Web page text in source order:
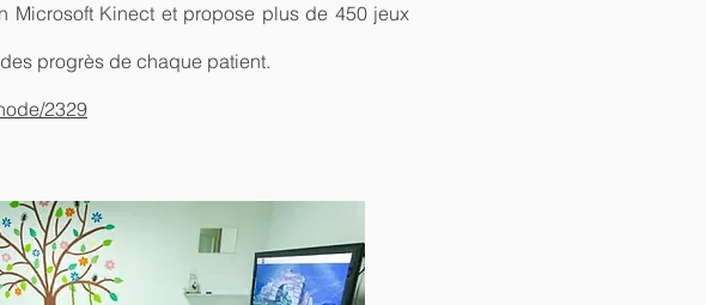
Microsoft Kinect et propose plus de 450 jeux
progrès de chaque patient.
2329